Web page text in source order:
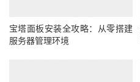
宝塔面板安装全攻略：从零搭建
服务器管理环境